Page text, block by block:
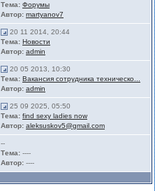
Тема: Форумы
Автор: martyanov7
20 11 2014, 20:44
Тема: Новости
Автор: admin
20 05 2013, 10:30
Тема: Вакансия сотрудника техническо...
Автор: admin
25 09 2025, 05:50
Тема: find sexy ladies now
Автор: aleksuskov5@gmail.com
--
Тема: ----
Автор: ----